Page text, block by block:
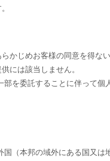
かじめお客様の同意を得ない
には該当しません。
部を委託することに伴って個
国（本邦の域外にある国又は